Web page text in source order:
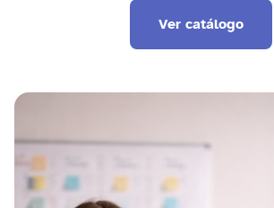
Ver catálogo